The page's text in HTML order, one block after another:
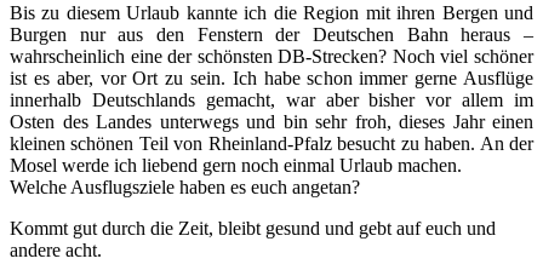
Bis zu diesem Urlaub kannte ich die Region mit ihren Bergen und
Burgen nur aus den Fenstern der Deutschen Bahn heraus –
wahrscheinlich eine der schönsten DB-Strecken? Noch viel schöner
ist es aber, vor Ort zu sein. Ich habe schon immer gerne Ausflüge
innerhalb Deutschlands gemacht, war aber bisher vor allem im
Osten des Landes unterwegs und bin sehr froh, dieses Jahr einen
kleinen schönen Teil von Rheinland-Pfalz besucht zu haben. An der
Mosel werde ich liebend gern noch einmal Urlaub machen.
Welche Ausflugsziele haben es euch angetan?
Kommt gut durch die Zeit, bleibt gesund und gebt auf euch und
andere acht.